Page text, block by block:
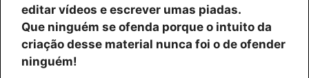
editar vídeos e escrever umas piadas.
Que ninguém se ofenda porque o intuito da
criação desse material nunca foi o de ofender
ninguém!